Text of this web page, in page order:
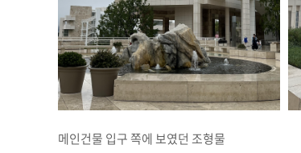
메인건물 입구 쪽에 보였던 조형물